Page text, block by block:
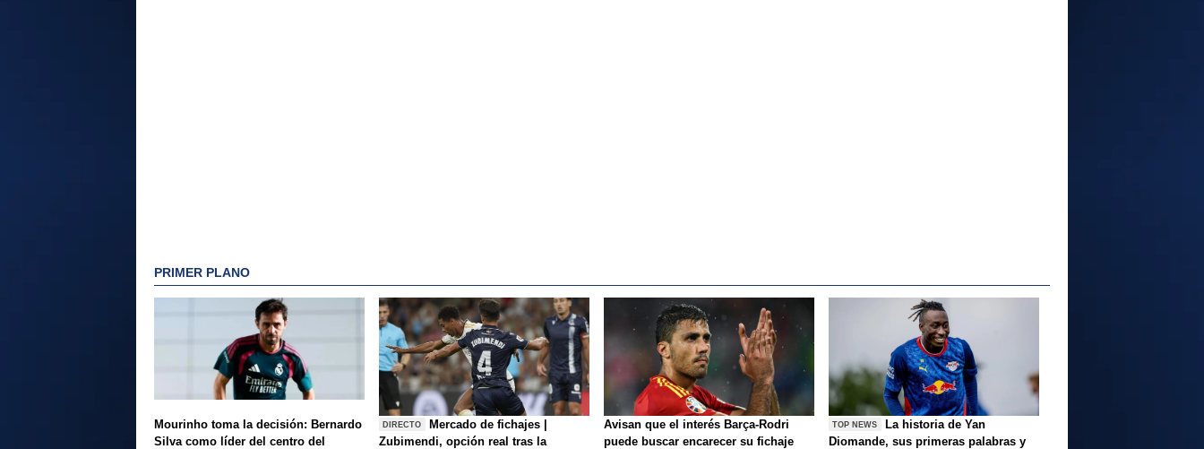
PRIMER PLANO
Mourinho toma la decisión: Bernardo
Silva como líder del centro del
DIRECTO
Mercado de fichajes |
Zubimendi, opción real tras la
Avisan que el interés Barça-Rodri
puede buscar encarecer su fichaje
TOP NEWS
La historia de Yan
Diomande, sus primeras palabras y